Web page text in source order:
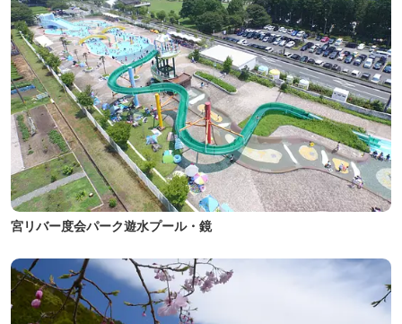
宮リバー度会パーク遊水プール・鏡